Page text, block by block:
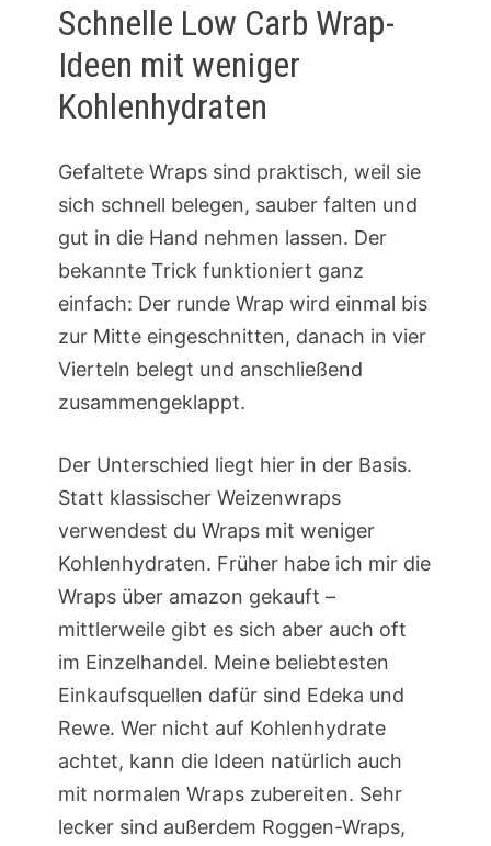
Schnelle Low Carb Wrap-
Ideen mit weniger
Kohlenhydraten
Gefaltete Wraps sind praktisch, weil sie
sich schnell belegen, sauber falten und
gut in die Hand nehmen lassen. Der
bekannte Trick funktioniert ganz
einfach: Der runde Wrap wird einmal bis
zur Mitte eingeschnitten, danach in vier
Vierteln belegt und anschließend
zusammengeklappt.
Der Unterschied liegt hier in der Basis.
Statt klassischer Weizenwraps
verwendest du Wraps mit weniger
Kohlenhydraten. Früher habe ich mir die
Wraps über amazon gekauft –
mittlerweile gibt es sich aber auch oft
im Einzelhandel. Meine beliebtesten
Einkaufsquellen dafür sind Edeka und
Rewe. Wer nicht auf Kohlenhydrate
achtet, kann die Ideen natürlich auch
mit normalen Wraps zubereiten. Sehr
lecker sind außerdem Roggen-Wraps,